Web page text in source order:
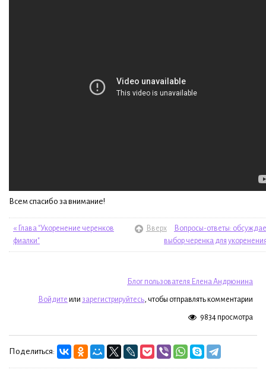
Всем спасибо за внимание!
« Глава "Укоренение черенков
фиалки"
Вверх
Вопросы-ответы:
выбор черенка для
Блог пользователя Елена Андрюнина
Войдите или зарегистрируйтесь, чтобы отправлять комментарии
9834 просмотра
Поделиться: